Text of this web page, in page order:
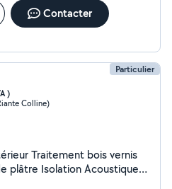
Contacter
Particulier
)
Colline)
vernis
plâtre Isolation Acoustique,